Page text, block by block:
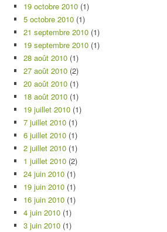
19 octobre 2010 (1)
5 octobre 2010 (1)
21 septembre 2010 (1)
19 septembre 2010 (1)
28 août 2010 (1)
27 août 2010 (2)
20 août 2010 (1)
18 août 2010 (1)
19 juillet 2010 (1)
7 juillet 2010 (1)
6 juillet 2010 (1)
2 juillet 2010 (1)
1 juillet 2010 (2)
24 juin 2010 (1)
19 juin 2010 (1)
16 juin 2010 (1)
4 juin 2010 (1)
3 juin 2010 (1)